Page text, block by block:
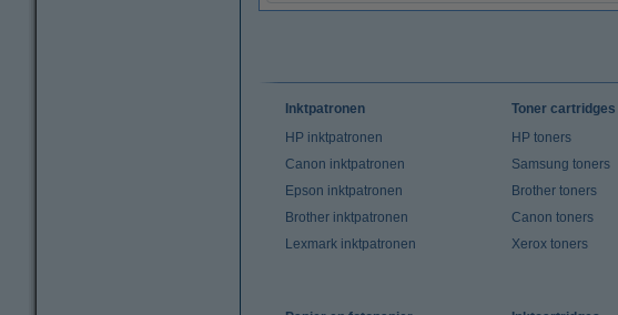
Inktpatronen
HP inktpatronen
Canon inktpatronen
Epson inktpatronen
Brother inktpatronen
Lexmark inktpatronen
Toner cartridges
HP toners
Samsung toners
Brother toners
Canon toners
Xerox toners